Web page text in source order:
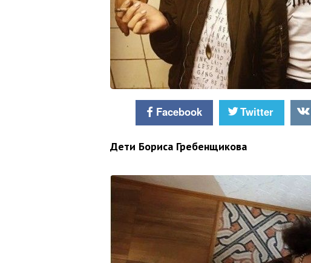
Facebook Twitter
Дети Бориса Гребенщикова